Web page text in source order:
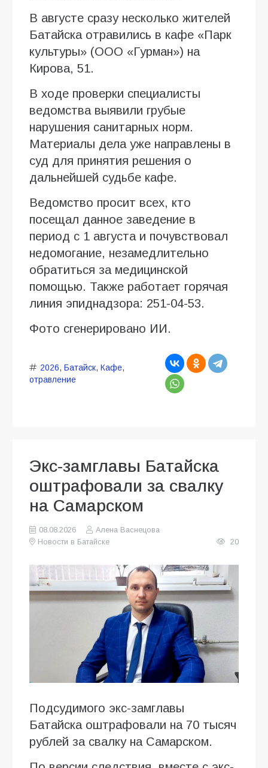
В августе сразу несколько жителей
Батайска отравились в кафе «Парк
культуры» (ООО «Гурман») на
Кирова, 51.
В ходе проверки специалисты
ведомства выявили грубые
нарушения санитарных норм.
Материалы дела уже направлены в
суд для принятия решения о
дальнейшей судьбе кафе.
Ведомство просит всех, кто
посещал данное заведение в
период с 1 августа и почувствовал
недомогание, незамедлительно
обратиться за медицинской
помощью. Также работает горячая
линия эпиднадзора: 251-04-53.
Фото сгенерировано ИИ.
2026, Батайск, Кафе,
отравление
Экс-замглавы Батайска
оштрафовали за свалку
на Самарском
08.08.2026
Алена Васнецова
Новости в Батайске
20
Подсудимого экс-замглавы
Батайска оштрафовали на 70 тысяч
рублей за свалку на Самарском.